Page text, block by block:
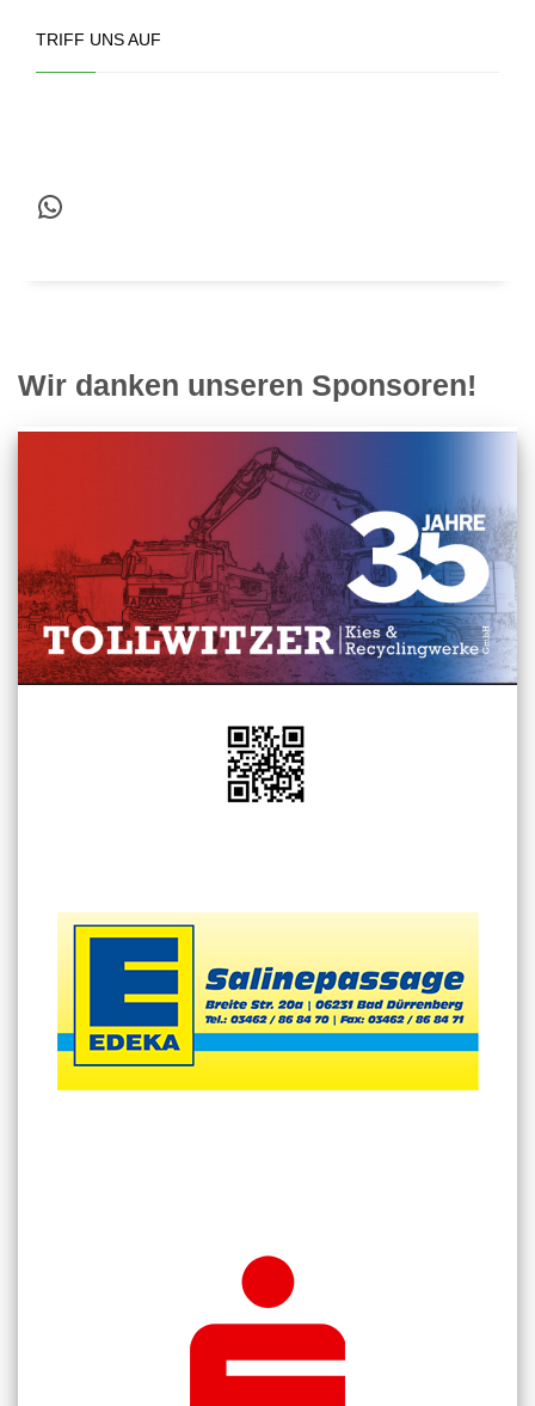
TRIFF UNS AUF
WhatsApp
Wir danken unseren Sponsoren!